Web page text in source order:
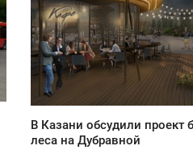
0
4 412
В Казани обсудили проект
леса на Дубравной